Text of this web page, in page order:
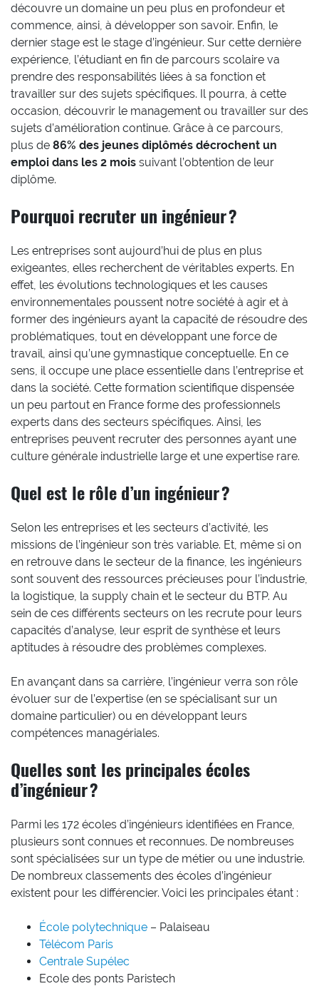
découvre un domaine un peu plus en profondeur et
commence, ainsi, à développer son savoir. Enfin, le
dernier stage est le stage d’ingénieur. Sur cette dernière
expérience, l’étudiant en fin de parcours scolaire va
prendre des responsabilités liées à sa fonction et
travailler sur des sujets spécifiques. Il pourra, à cette
occasion, découvrir le management ou travailler sur des
sujets d’amélioration continue. Grâce à ce parcours,
plus de 86% des jeunes diplômés décrochent un
emploi dans les 2 mois suivant l’obtention de leur
diplôme.
Pourquoi recruter un ingénieur ?
Les entreprises sont aujourd’hui de plus en plus
exigeantes, elles recherchent de véritables experts. En
effet, les évolutions technologiques et les causes
environnementales poussent notre société à agir et à
former des ingénieurs ayant la capacité de résoudre des
problématiques, tout en développant une force de
travail, ainsi qu’une gymnastique conceptuelle. En ce
sens, il occupe une place essentielle dans l’entreprise et
dans la société. Cette formation scientifique dispensée
un peu partout en France forme des professionnels
experts dans des secteurs spécifiques. Ainsi, les
entreprises peuvent recruter des personnes ayant une
culture générale industrielle large et une expertise rare.
Quel est le rôle d’un ingénieur ?
Selon les entreprises et les secteurs d’activité, les
missions de l’ingénieur son très variable. Et, même si on
en retrouve dans le secteur de la finance, les ingénieurs
sont souvent des ressources précieuses pour l’industrie,
la logistique, la supply chain et le secteur du BTP. Au
sein de ces différents secteurs on les recrute pour leurs
capacités d’analyse, leur esprit de synthèse et leurs
aptitudes à résoudre des problèmes complexes.
En avançant dans sa carrière, l’ingénieur verra son rôle
évoluer sur de l’expertise (en se spécialisant sur un
domaine particulier) ou en développant leurs
compétences managériales.
Quelles sont les principales écoles
d’ingénieur ?
Parmi les 172 écoles d’ingénieurs identifiées en France,
plusieurs sont connues et reconnues. De nombreuses
sont spécialisées sur un type de métier ou une industrie.
De nombreux classements des écoles d’ingénieur
existent pour les différencier. Voici les principales étant :
École polytechnique – Palaiseau
Télécom Paris
Centrale Supélec
Ecole des ponts Paristech